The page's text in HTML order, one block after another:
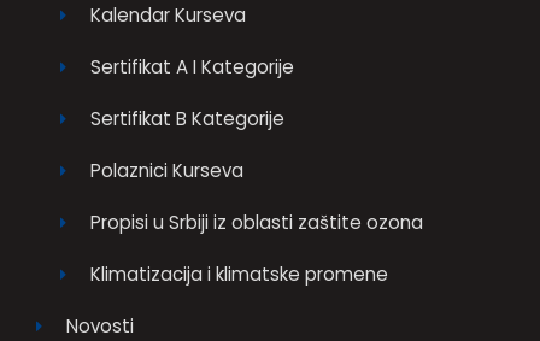
Kalendar Kurseva
Sertifikat A I Kategorije
Sertifikat B Kategorije
Polaznici Kurseva
Propisi u Srbiji iz oblasti zaštite ozona
Klimatizacija i klimatske promene
Novosti